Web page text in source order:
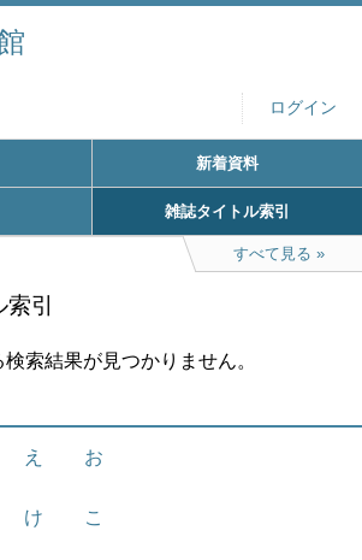
ログイン
新着資料
雑誌タイトル索引
すべて見る
引
索結果が見つかりません。
え お
け こ